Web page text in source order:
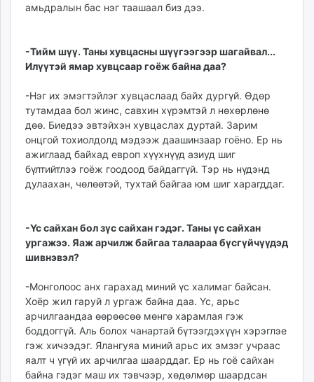
амьдралын бас нэг таашаал биз дээ.
-Тийм шүү. Таны хувцасны шүүгээгээр шагайвал...
Илүүтэй ямар хувцсаар гоёж байна даа?
-Нэг их эмэгтэйлэг хувцаслаад байх дургүй. Өдөр
тутамдаа бол жинс, савхин хүрэмтэй л нөхөрлөнө
дөө. Биедээ эвтэйхэн хувцаслах дуртай. Зарим
онцгой тохиолдолд мэдээж даашинзаар гоёно. Ер нь
ажиглаад байхад европ хүүхнүүд азиуд шиг
бүлтийтлээ гоёж гоодоод байдаггүй. Тэр нь нүдэнд
дулаахан, чөлөөтэй, тухтай байгаа юм шиг харагддаг.
-Үс сайхан бол зүс сайхан гэдэг. Таны үс сайхан
ургажээ. Яаж арчилж байгаа талаараа бүсгүйчүүдэд
шивнэвэл?
-Монголоос анх гарахад миний үс халимаг байсан.
Хоёр жил гаруй л ургаж байна даа. Үс, арьс
арчилгаандаа өөрөөсөө мөнгө харамлая гэж
боддоггүй. Аль болох чанартай бүтээгдэхүүн хэрэглэе
гэж хичээдэг. Ялангуяа миний арьс их эмзэг учраас
яалт ч үгүй их арчилгаа шаарддаг. Ер нь гоё сайхан
байна гэдэг маш их тэвчээр, хөдөлмөр шаардсан